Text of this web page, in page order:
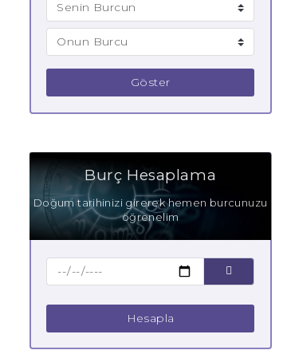
Göster
Burç Hesaplama
Doğum tarihinizi girerek hemen burcunuzu
öğrenelim
Hesapla